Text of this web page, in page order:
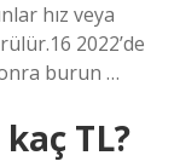
hız veya
2022’de
burun …
TL?